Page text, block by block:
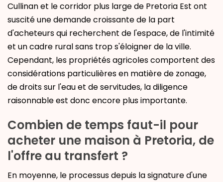
Cullinan et le corridor plus large de Pretoria Est ont
suscité une demande croissante de la part
d'acheteurs qui recherchent de l'espace, de l'intimité
et un cadre rural sans trop s'éloigner de la ville.
Cependant, les propriétés agricoles comportent des
considérations particulières en matière de zonage,
de droits sur l'eau et de servitudes, la diligence
raisonnable est donc encore plus importante.
Combien de temps faut-il pour
acheter une maison à Pretoria, de
l'offre au transfert ?
En moyenne, le processus depuis la signature d'une